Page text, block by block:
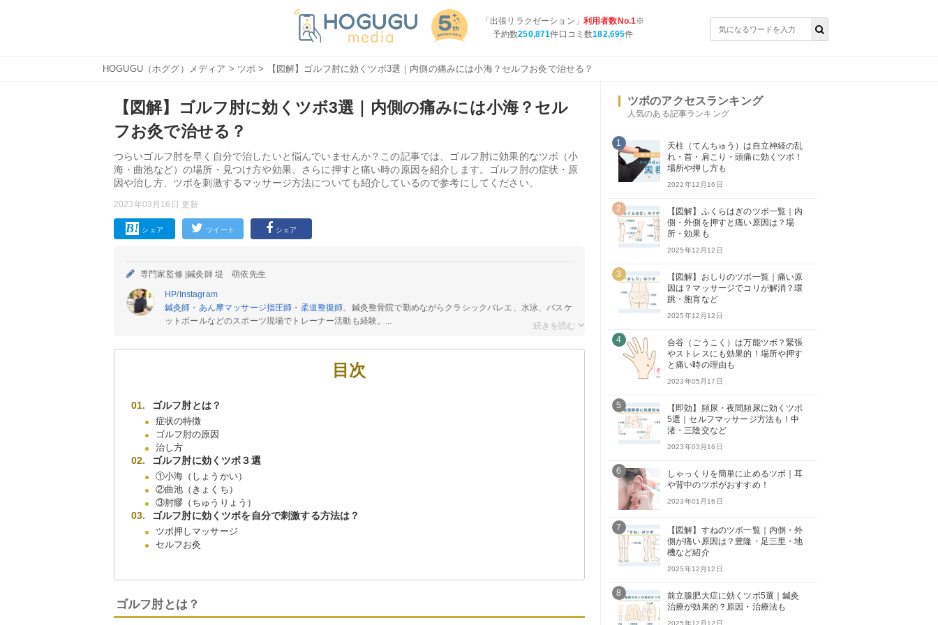
「出張リラクゼーション」 利用者数No.1※
予約数250,871件口コミ数182,695件
HOGUGU（ホググ）メディア > ツボ > 【図解】ゴルフ肘に効くツボ3選｜内側の痛みには小海？セルフお灸で治せる？
【図解】ゴルフ肘に効くツボ3選｜内側の痛みには小海？セル
フお灸で治せる？
つらいゴルフ肘を早く自分で治したいと悩んでいませんか？この記事では、ゴルフ肘に効果的なツボ（小
海・曲池など）の場所・見つけ方や効果、さらに押すと痛い時の原因を紹介します。ゴルフ肘の症状・原
因や治し方、ツボを刺激するマッサージ方法についても紹介しているので参考にしてください。
2023年03月16日 更新
シェア ツイート シェア
専門家監修 |鍼灸師 堤 萌依先生
HP/Instagram
鍼灸師 ・ あん摩マッサージ指圧師 ・ 柔道整復師。鍼灸整骨院で勤めながらクラシックバレエ、水泳、バスケ
ットボールなどのスポーツ現場でトレーナー活動も経験。...
目次
ゴルフ肘とは？
症状の特徴
ゴルフ肘の原因
治し方
ゴルフ肘に効くツボ３選
①小海（しょうかい）
②曲池（きょくち）
③肘髎（ちゅうりょう）
ゴルフ肘に効くツボを自分で刺激する方法は？
ツボ押しマッサージ
セルフお灸
ゴルフ肘とは？
ツボのアクセスランキング
人気のある記事ランキング
1
天柱（てんちゅう）は自立神経の乱
れ・首・肩こり・頭痛に効くツボ！
場所や押し方も
2022年12月16日
2
【図解】ふくらはぎのツボ一覧｜内
側・外側を押すと痛い原因は？場
所・効果も
2025年12月12日
3
【図解】おしりのツボ一覧｜痛い原
因は？マッサージでコリが解消？環
跳・胞肓など
2025年12月12日
4
合谷（ごうこく）は万能ツボ？緊張
やストレスにも効果的！場所や押す
と痛い時の理由も
2023年05月17日
5
【即効】頻尿・夜間頻尿に効くツボ
5選｜セルフマッサージ方法も！中
渚・三陰交など
2023年03月16日
6
しゃっくりを簡単に止めるツボ｜耳
や背中のツボがおすすめ！
2023年01月16日
7
【図解】すねのツボ一覧｜内側・外
側が痛い原因は？豊隆・足三里・地
機など紹介
2025年12月12日
8
前立腺肥大症に効くツボ5選｜鍼灸
治療が効果的？原因・治療法も
2025年12月12日